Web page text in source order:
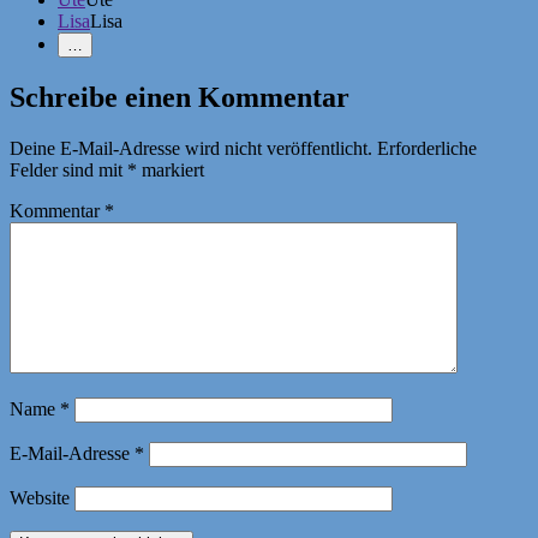
LisaLisa
…
Erwähnungen
Schreibe einen Kommentar
Deine E-Mail-Adresse wird nicht veröffentlicht. Erforderliche
Felder sind mit * markiert
Kommentar *
Name *
E-Mail-Adresse *
Website